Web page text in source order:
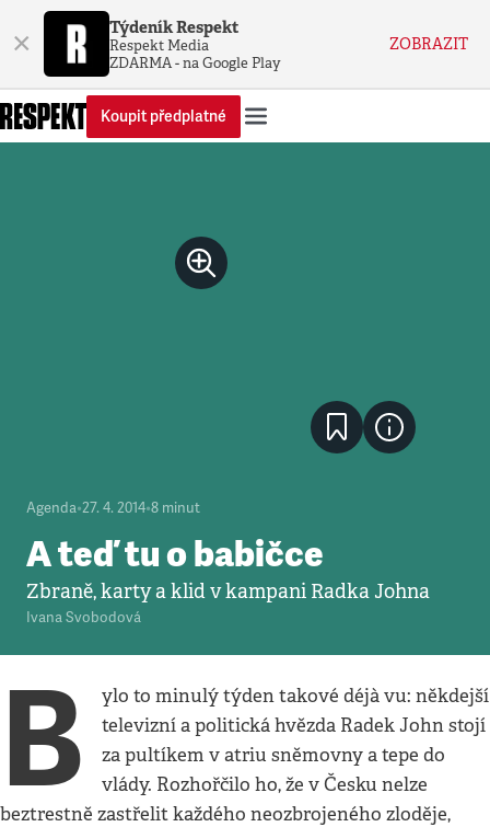
× Týdeník Respekt
Respekt Media
ZDARMA - na Google Play
ZOBRAZIT
Koupit předplatné
Agenda•27. 4. 2014•8 minut
A teď tu o babičce
Zbraně, karty a klid v kampani Radka Johna
Ivana Svobodová
B
ylo to minulý týden takové déjà vu: někdejší
televizní a politická hvězda Radek John stojí
za pultíkem v atriu sněmovny a tepe do
vlády. Rozhořčilo ho, že v Česku nelze
beztrestně zastřelit každého neozbrojeného zloděje,